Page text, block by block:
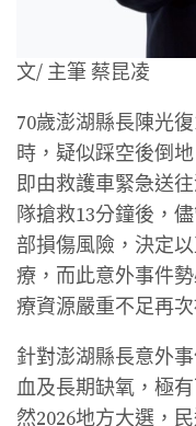
文/ 主筆 蔡昆凌
70歲澎湖縣長陳光
時，疑似踩空後倒
即由救護車緊急送
隊搶救13分鐘後，
部損傷風險，決定
療，而此意外事件
療資源嚴重不足再次
針對澎湖縣長意外
血及長期缺氧，極
然2026地方大選，